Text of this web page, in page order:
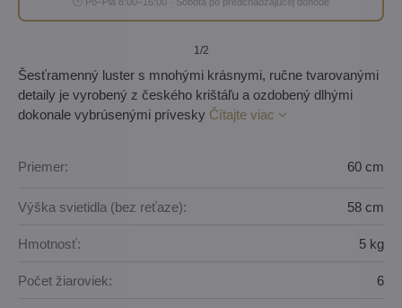
1/2
Šesťramenný luster s mnohými krásnymi, ručne tvarovanými
detaily je vyrobený z českého krištáľu a ozdobený dlhými
dokonale vybrúsenými prívesky Čítajte viac
Priemer: 60 cm
Výška svietidla (bez reťaze): 58 cm
Hmotnosť: 5 kg
Počet žiaroviek: 6